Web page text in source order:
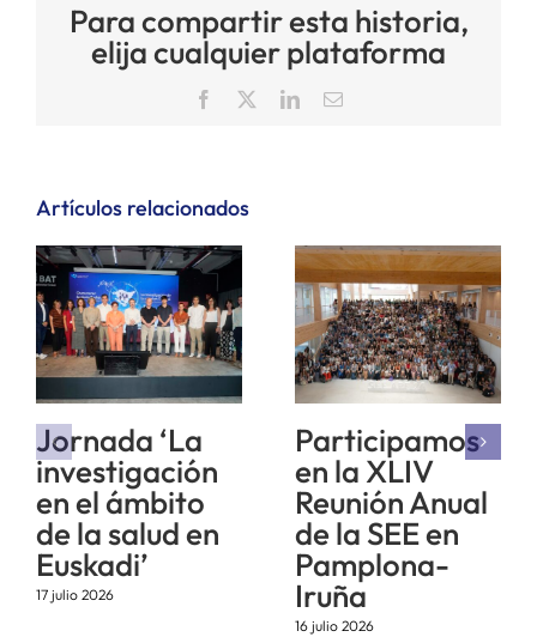
Para compartir esta historia,
elija cualquier plataforma
Facebook LinkedInCorreo
Artículos relacionados
Jornada ‘La
investigación
en el ámbito
de la salud en
Euskadi’
17 julio 2026
Participamos
en la XLIV
Reunión Anual
de la SEE en
Pamplona-
Iruña
16 julio 2026